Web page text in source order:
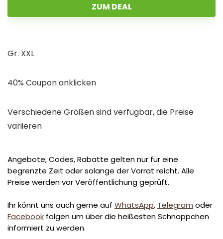
ZUM DEAL
Gr. XXL
40% Coupon anklicken
Verschiedene Größen sind verfügbar, die Preise
variieren
Angebote, Codes, Rabatte gelten nur für eine
begrenzte Zeit oder solange der Vorrat reicht. Alle
Preise werden vor Veröffentlichung geprüft.
Ihr könnt uns auch gerne auf WhatsApp, Telegram oder
Facebook folgen um über die heißesten Schnäppchen
informiert zu werden.